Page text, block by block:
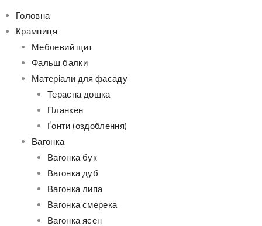
Головна
Крамниця
Меблевий щит
Фальш балки
Матеріали для фасаду
Терасна дошка
Планкен
Ґонти (оздоблення)
Вагонка
Вагонка бук
Вагонка дуб
Вагонка липа
Вагонка смерека
Вагонка ясен